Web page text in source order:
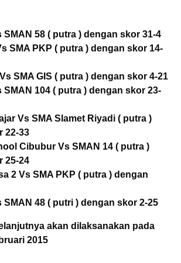
SMAN 58 ( putra ) dengan skor 31-4
SMA PKP ( putra ) dengan skor 14-
SMA GIS ( putra ) dengan skor 4-21
SMAN 104 ( putra ) dengan skor 23-
Vs SMA Slamet Riyadi ( putra )
22-33
Cibubur Vs SMAN 14 ( putra )
25-24
2 Vs SMA PKP ( putra ) dengan
SMAN 48 ( putri ) dengan skor 2-25
akan dilaksanakan pada
2015